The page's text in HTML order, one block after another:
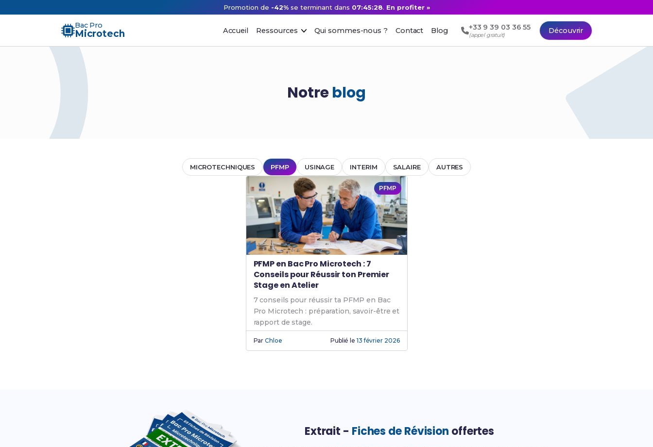
Promotion de -42%se terminant dans 07:45:28. En profiter »
Bac Pro
Microtech Accueil Ressources Qui sommes-nous ? Contact Blog +33 9 39 03 36 55
(appel gratuit)
Découvrir
Notreblog
MICROTECHNIQUES PFMP USINAGE INTERIM SALAIRE AUTRES
PFMP
PFMP en Bac Pro Microtech : 7
Conseils pour Réussir ton Premier
Stage en Atelier
7 conseils pour réussir ta PFMP en Bac
Pro Microtech : préparation, savoir-être et
rapport de stage.
ParChloe Publié le 13 février 2026
Extrait - Fiches de Révision offertes